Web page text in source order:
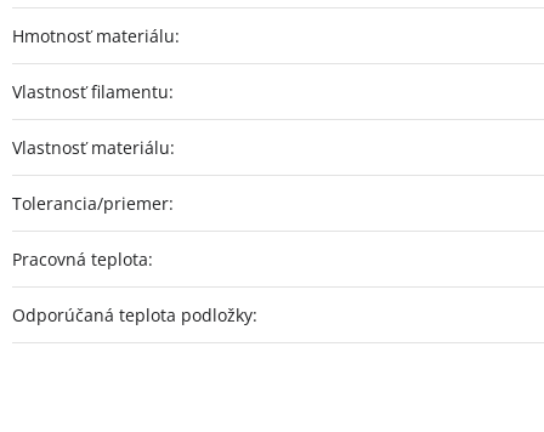
Hmotnosť materiálu:
Vlastnosť filamentu:
Vlastnosť materiálu:
Tolerancia/priemer:
Pracovná teplota:
Odporúčaná teplota podložky: